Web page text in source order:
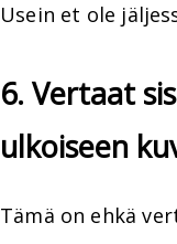
Usein et ole
6. Vertaat
ulkoiseen
Tämä on ehkä